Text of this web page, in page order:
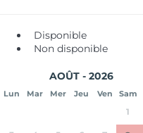
Disponible
Non disponible
AOÛT - 2026
Lun Mar Mer Jeu Ven Sam
1